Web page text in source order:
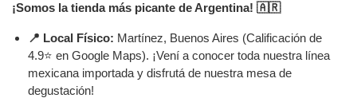
¡Somos la tienda más picante de Argentina! 🇦🇷
📍 Local Físico: Martínez, Buenos Aires (Calificación de
4.9⭐ en Google Maps). ¡Vení a conocer toda nuestra línea
mexicana importada y disfrutá de nuestra mesa de
degustación!